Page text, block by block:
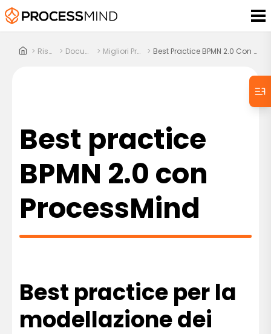
> Risorse > Documenti > Migliori Pratiche > Best Practice BPMN 2.0 Con ProcessMind
Best practice
BPMN 2.0 con
ProcessMind
Best practice per la
modellazione dei